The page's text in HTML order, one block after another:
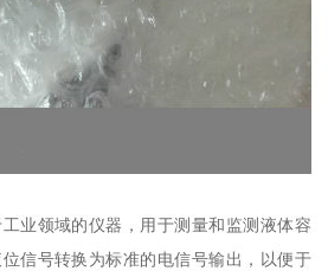
业领域的仪器，用于测量和监测液体容
信号转换为标准的电信号输出，以便于